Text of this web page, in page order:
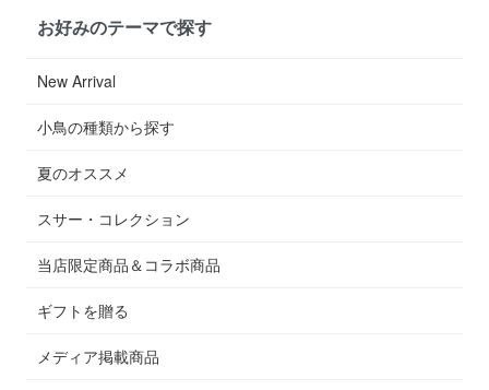
お好みのテーマで探す
New Arrival
小鳥の種類から探す
夏のオススメ
スサー・コレクション
当店限定商品＆コラボ商品
ギフトを贈る
メディア掲載商品